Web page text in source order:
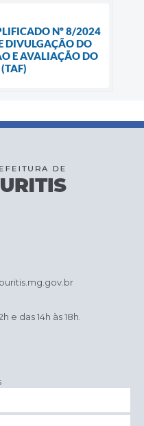
Nº 8/2024
DIVULGAÇÃO DO
E AVALIAÇÃO DO
e das 14h às 18h.